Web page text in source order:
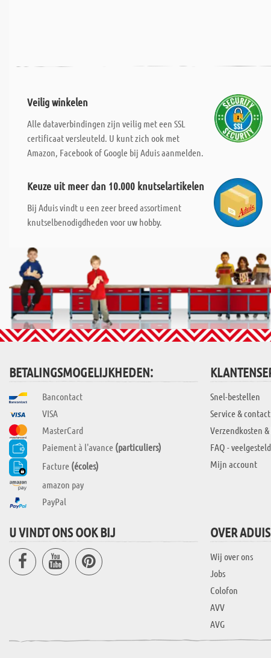
Veilig winkelen
Alle dataverbindingen zijn veilig met een SSL
certificaat versleuteld. U kunt zich ook met
Amazon, Facebook of Google bij Aduis aanmelden.
Keuze uit meer dan 10.000 knutselartikelen
Bij Aduis vindt u een zeer breed assortiment
knutselbenodigdheden voor uw hobby.
BETALINGSMOGELIJKHEDEN:
Bancontact
VISA
MasterCard
Paiement à l'avance (particuliers)
Facture (écoles)
amazon pay
PayPal
Snel-bestellen
Service & contact
Verzendkosten
FAQ -
Mijn account
U VINDT ONS OOK BIJ OVER ADUIS
Wij over ons
Jobs
Colofon
AVV
AVG